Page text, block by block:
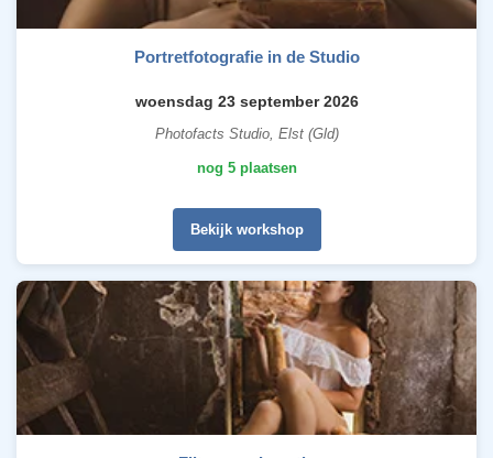
Portretfotografie in de Studio
woensdag 23 september 2026
Photofacts Studio, Elst (Gld)
nog 5 plaatsen
Bekijk workshop